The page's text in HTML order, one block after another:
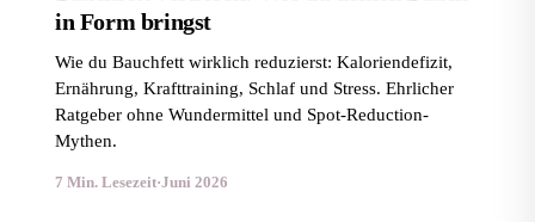
in Form bringst
Wie du Bauchfett wirklich reduzierst: Kaloriendefizit,
Ernährung, Krafttraining, Schlaf und Stress. Ehrlicher
Ratgeber ohne Wundermittel und Spot-Reduction-
Mythen.
7 Min. Lesezeit·Juni 2026